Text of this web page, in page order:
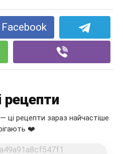
рецепти
рецепти зараз найчастіше
❤️